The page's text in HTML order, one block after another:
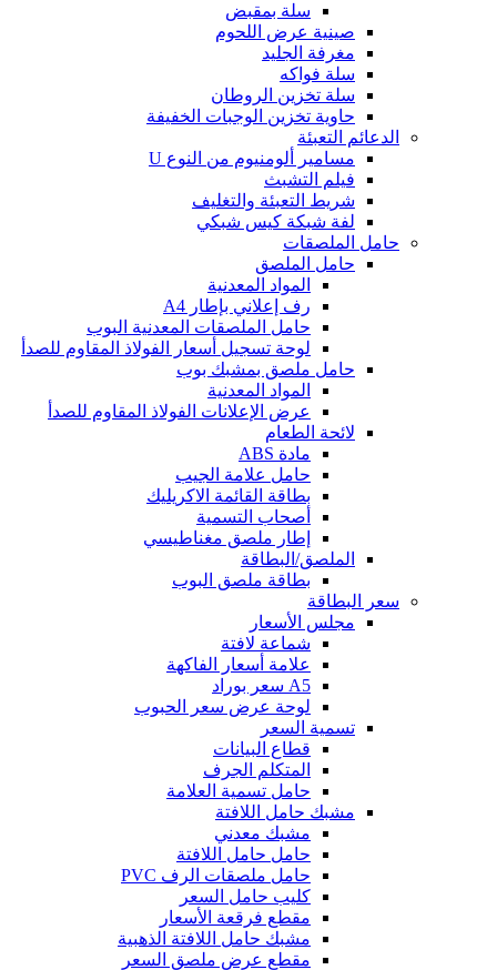
سلة بمقبض
صينية عرض اللحوم
مغرفة الجليد
سلة فواكه
سلة تخزين الروطان
حاوية تخزين الوجبات الخفيفة
الدعائم التعبئة
مسامير ألومنيوم من النوع U
فيلم التشبث
شريط التعبئة والتغليف
لفة شبكة كيس شبكي
حامل الملصقات
حامل الملصق
المواد المعدنية
رف إعلاني بإطار A4
حامل الملصقات المعدنية البوب
لوحة تسجيل أسعار الفولاذ المقاوم للصدأ
حامل ملصق بمشبك بوب
المواد المعدنية
عرض الإعلانات الفولاذ المقاوم للصدأ
لائحة الطعام
مادة ABS
حامل علامة الجيب
بطاقة القائمة الاكريليك
أصحاب التسمية
إطار ملصق مغناطيسي
الملصق/البطاقة
بطاقة ملصق البوب
سعر البطاقة
مجلس الأسعار
شماعة لافتة
علامة أسعار الفاكهة
A5 سعر بوراد
لوحة عرض سعر الحبوب
تسمية السعر
قطاع البيانات
المتكلم الجرف
حامل تسمية العلامة
مشبك حامل اللافتة
مشبك معدني
حامل حامل اللافتة
حامل ملصقات الرف PVC
كليب حامل السعر
مقطع فرقعة الأسعار
مشبك حامل اللافتة الذهبية
مقطع عرض ملصق السعر